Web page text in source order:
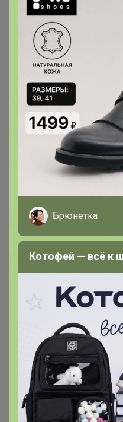
я там удалить уже не
возможно, и учтите
Заранее спасибо.
МЁД
Магистр
13 января, 2019 11:27
я формы удалю, вам
переносы в строке
выборе банка
Prettywoman
16 января, 2019 19:11
, здравствуйте. А
артикулу положили в
большой.
МЁД
Брюнетка
Котофей — всё к